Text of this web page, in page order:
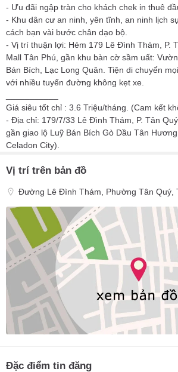
- Ưu đãi ngập tràn cho khách chek in thuê
- Khu dân cư an ninh, yên tĩnh, an ninh lịch
cách bạn vài bước chân dạo bộ.
- Vị trí thuận lợi: Hẻm 179 Lê Đình Thám, P.
Mall Tân Phú, gần khu bàn cờ sầm uất:
Bán Bích, Lạc Long Quân. Tiện di chuyển
với nhiều tuyến đường không kẹt xe.
Giá siêu tốt chỉ : 3.6 Triệu/tháng. (Cam kết
- Địa chỉ: 179/7/33 Lê Đình Thám, P. Tân
gần giao lộ Luỹ Bán Bích Gò Dầu Tân
Celadon City).
Vị trí trên bản đồ
Đường Lê Đình Thám, Phường Tân Quý,
Đặc điểm tin đăng